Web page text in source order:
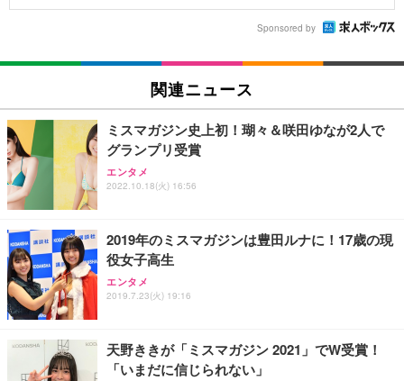
Sponsored by
関連ニュース
ミスマガジン史上初！瑚々＆咲田ゆなが2人で
グランプリ受賞
エンタメ
2022.10.18(火) 16:56
2019年のミスマガジンは豊田ルナに！17歳の現
役女子高生
エンタメ
2019.7.23(火) 19:16
天野ききが「ミスマガジン 2021」でW受賞！
「いまだに信じられない」